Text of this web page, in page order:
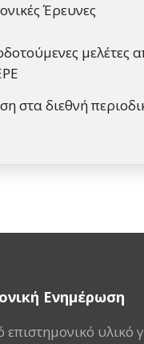
Έρευνες
μελέτες
στα διεθνή
Ενημέρωση
επιστημονικό υλικό